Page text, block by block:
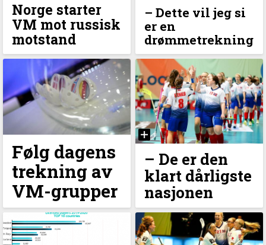
Norge starter
VM mot russisk
motstand
–⁠ Dette vil jeg si
er en
drømmetrekning
Følg dagens
trekning av
VM-grupper
– De er den
klart dårligste
nasjonen